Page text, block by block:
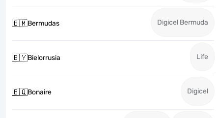
🇧🇲Bermudas Digicel Bermuda
🇧🇾Bielorrusia Life
🇧🇶Bonaire Digicel